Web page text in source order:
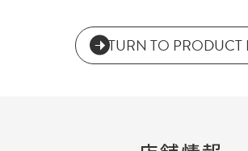
RETURN TO PRODUCT